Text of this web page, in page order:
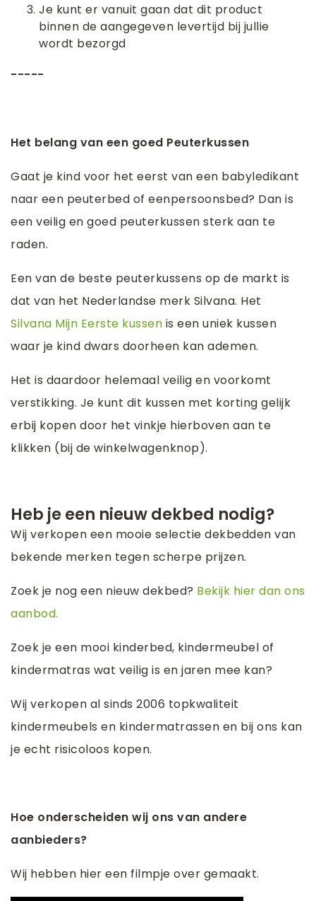
Je kunt er vanuit gaan dat dit product
binnen de aangegeven levertijd bij jullie
wordt bezorgd
-----
Het belang van een goed Peuterkussen
Gaat je kind voor het eerst van een babyledikant
naar een peuterbed of eenpersoonsbed? Dan is
een veilig en goed peuterkussen sterk aan te
raden.
Een van de beste peuterkussens op de markt is
dat van het Nederlandse merk Silvana. Het
Silvana Mijn Eerste kussen is een uniek kussen
waar je kind dwars doorheen kan ademen.
Het is daardoor helemaal veilig en voorkomt
verstikking. Je kunt dit kussen met korting gelijk
erbij kopen door het vinkje hierboven aan te
klikken (bij de winkelwagenknop).
Heb je een nieuw dekbed nodig?
Wij verkopen een mooie selectie dekbedden van
bekende merken tegen scherpe prijzen.
Zoek je nog een nieuw dekbed? Bekijk hier dan ons
aanbod.
Zoek je een mooi kinderbed, kindermeubel of
kindermatras wat veilig is en jaren mee kan?
Wij verkopen al sinds 2006 topkwaliteit
kindermeubels en kindermatrassen en bij ons kan
je echt risicoloos kopen.
Hoe onderscheiden wij ons van andere
aanbieders?
Wij hebben hier een filmpje over gemaakt.